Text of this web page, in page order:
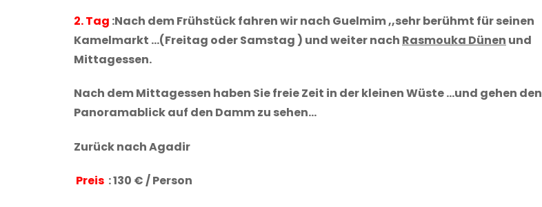
2. Tag :Nach dem Frühstück fahren wir nach Guelmim ,,sehr berühmt für seinen
Kamelmarkt …(Freitag oder Samstag ) und weiter nach Rasmouka Dünen und
Mittagessen.
Nach dem Mittagessen haben Sie freie Zeit in der kleinen Wüste …und gehen den
Panoramablick auf den Damm zu sehen…
Zurück nach Agadir
Preis : 130 € / Person